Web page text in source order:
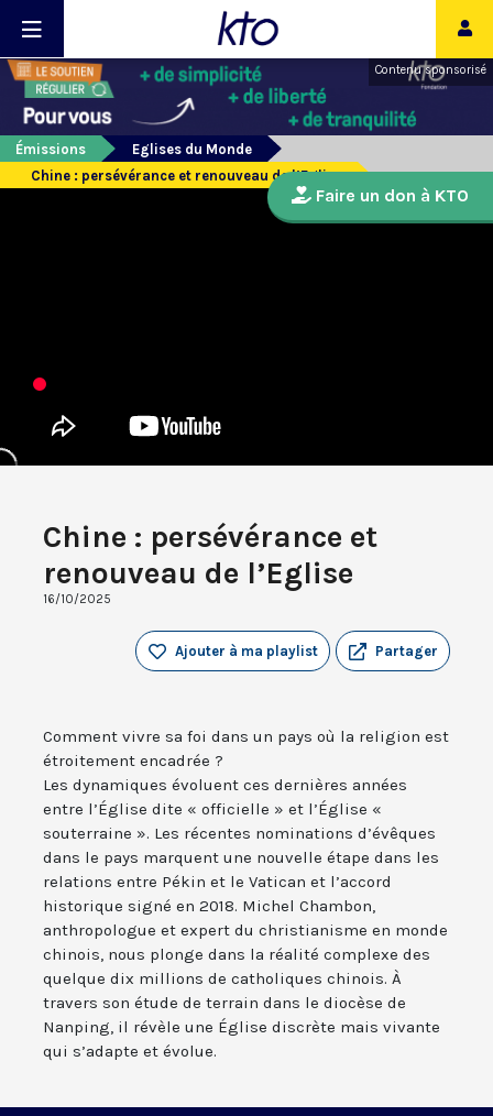
Contenu sponsorisé
Émissions
Eglises du Monde
Chine : persévérance et renouveau de l’Eglise
Chine : persévérance et
renouveau de l’Eglise
16/10/2025
Partager
Ajouter à ma playlist
Comment vivre sa foi dans un pays où la religion est
étroitement encadrée ?
Les dynamiques évoluent ces dernières années
entre l’Église dite « officielle » et l’Église «
souterraine ». Les récentes nominations d’évêques
dans le pays marquent une nouvelle étape dans les
relations entre Pékin et le Vatican et l’accord
historique signé en 2018. Michel Chambon,
anthropologue et expert du christianisme en monde
chinois, nous plonge dans la réalité complexe des
quelque dix millions de catholiques chinois. À
travers son étude de terrain dans le diocèse de
Nanping, il révèle une Église discrète mais vivante
qui s’adapte et évolue.
Faire un don à KTO